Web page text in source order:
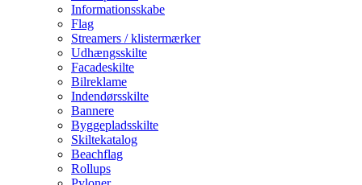
Informationsskabe
Flag
Streamers / klistermærker
Udhængsskilte
Facadeskilte
Bilreklame
Indendørsskilte
Bannere
Byggepladsskilte
Skiltekatalog
Beachflag
Rollups